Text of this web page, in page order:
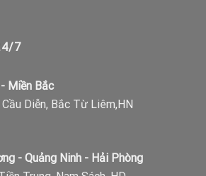
7
Miền Bắc
Diễn, Bắc Từ Liêm,HN
- Quảng Ninh - Hải Phòng